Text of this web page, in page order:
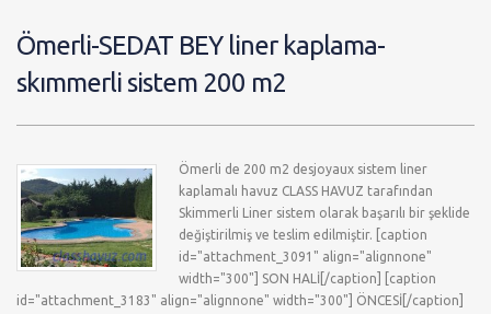
Ömerli-SEDAT BEY liner kaplama-
skımmerli sistem 200 m2
Ömerli de 200 m2 desjoyaux sistem liner
kaplamalı havuz CLASS HAVUZ tarafından
Skimmerli Liner sistem olarak başarılı bir şeklide
değiştirilmiş ve teslim edilmiştir. [caption
id="attachment_3091" align="alignnone"
width="300"] SON HALİ[/caption] [caption
id="attachment_3183" align="alignnone" width="300"] ÖNCESİ[/caption]